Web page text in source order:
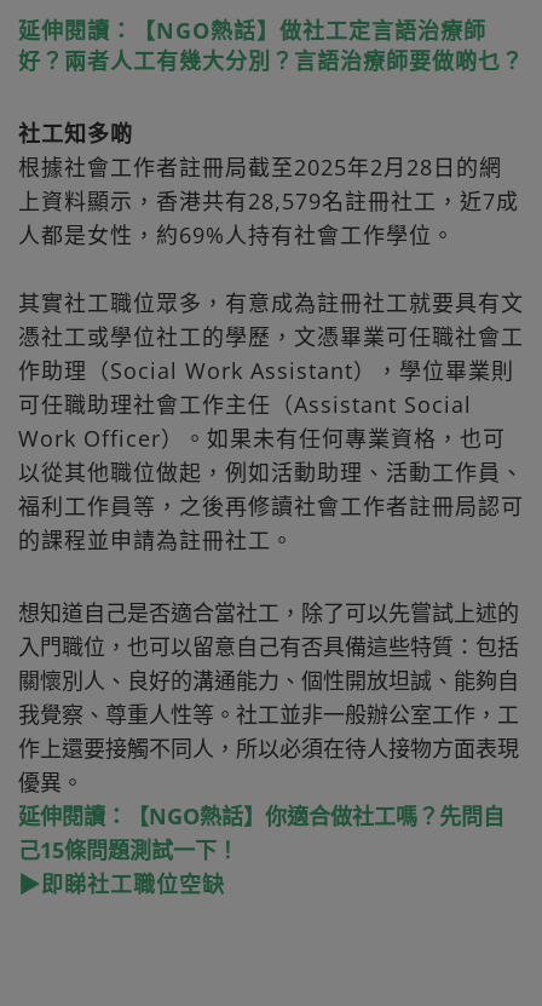
延伸閱讀：【NGO熱話】做社工定言語治療師
好？兩者人工有幾大分別？言語治療師要做啲乜？
社工知多啲
根據社會工作者註冊局截至2025年2月28日的網
上資料顯示，香港共有28,579名註冊社工，近7成
人都是女性，約69%人持有社會工作學位。
其實社工職位眾多，有意成為註冊社工就要具有文
憑社工或學位社工的學歷，文憑畢業可任職社會工
作助理（Social Work Assistant），學位畢業則
可任職助理社會工作主任（Assistant Social
Work Officer）。如果未有任何專業資格，也可
以從其他職位做起，例如活動助理、活動工作員、
福利工作員等，之後再修讀社會工作者註冊局認可
的課程並申請為註冊社工。
想知道自己是否適合當社工，除了可以先嘗試上述的
入門職位，也可以留意自己有否具備這些特質：包括
關懷別人、良好的溝通能力、個性開放坦誠、能夠自
我覺察、尊重人性等。社工並非一般辦公室工作，工
作上還要接觸不同人，所以必須在待人接物方面表現
優異。
延伸閱讀：【NGO熱話】你適合做社工嗎？先問自
己15條問題測試一下！
▶即睇社工職位空缺